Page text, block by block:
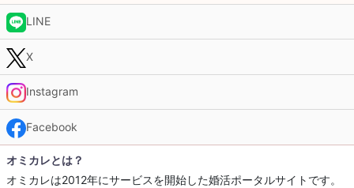
LINE
X
Instagram
Facebook
オミカレとは？
オミカレは2012年にサービスを開始した婚活ポータルサイトです。